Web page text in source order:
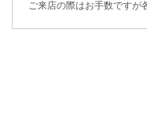
ご来店の際はお手数ですが